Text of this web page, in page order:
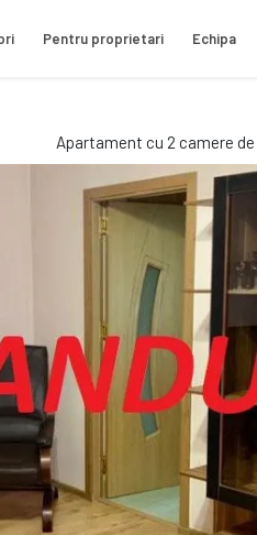
Pentru proprietari Echipa
Apartament cu 2 camere de